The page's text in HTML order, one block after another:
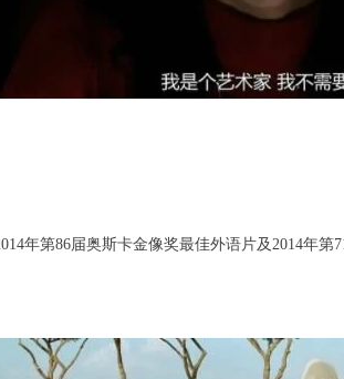
年第86届奥斯卡金像奖最佳外语片及2014年